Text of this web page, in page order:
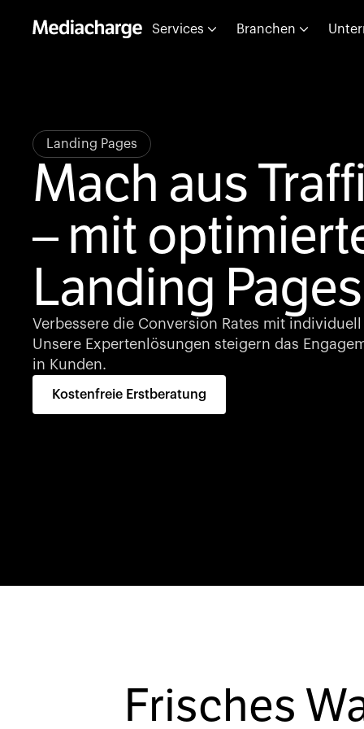
Services Branchen
Landing Pages
Mach aus
– mit
Landing
Verbessere die Conversion Rates mit
Unsere Expertenlösungen steigern das
in Kunden.
Kostenfreie Erstberatung
Frisches